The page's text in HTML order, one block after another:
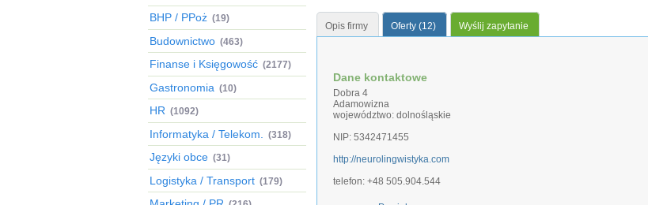
BHP / PPoż (19)
Budownictwo (463)
Finanse i Księgowość (2177)
Gastronomia (10)
HR (1092)
Informatyka / Telekom. (318)
Języki obce (31)
Logistyka / Transport (179)
Opis firmy Oferty (12) Wyślij zapytanie
Dane kontaktowe
Dobra 4
Adamowizna
województwo: dolnośląskie
NIP: 5342471455
http://neurolingwistyka.com
telefon: +48 505.904.544